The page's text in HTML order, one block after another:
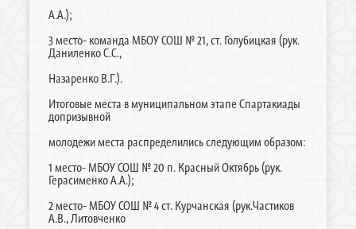
А.А.);
3 место- команда МБОУ СОШ № 21, ст. Голубицкая (рук.
Даниленко С.С.,
Назаренко В.Г.).
Итоговые места в муниципальном этапе Спартакиады
допризывной
молодежи места распределились следующим образом:
1 место- МБОУ СОШ № 20 п. Красный Октябрь (рук.
Герасименко А.А.);
2 место- МБОУ СОШ № 4 ст. Курчанская (рук.Частиков
А.В., Литовченко